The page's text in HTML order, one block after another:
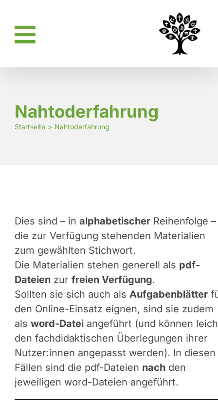
springen
Nahtoderfahrung
Startseite Nahtoderfahrung
Dies sind – in alphabetischer Reihenfolge –
die zur Verfügung stehenden Materialien
zum gewählten Stichwort.
Die Materialien stehen generell als pdf-
Dateien zur freien Verfügung.
Sollten sie sich auch als Aufgabenblätter
den Online-Einsatz eignen, sind sie zudem
als word-Datei angeführt (und können
den fachdidaktischen Überlegungen ihrer
Nutzer:innen angepasst werden). In diesen
Fällen sind die pdf-Dateien nach den
jeweiligen word-Dateien angeführt.